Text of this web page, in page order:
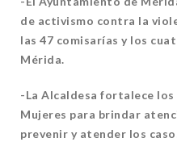
de activismo contra la
las 47 comisarías y los
Mérida.
-La Alcaldesa fortalece
Mujeres para brindar
prevenir y atender los